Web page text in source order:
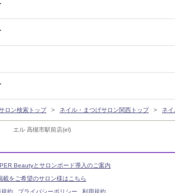
エル 高槻市駅前店(el)
ロン検索トップ ネイル・まつげサロン関西トップ ネ
Beautyとサロンボード導入のご案内
載をご希望のサロン様はこちら
規約
プライバシーポリシー 利用規約